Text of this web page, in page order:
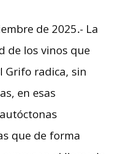
de 2025.- La
de los vinos que
Grifo radica, sin
en esas
que de forma